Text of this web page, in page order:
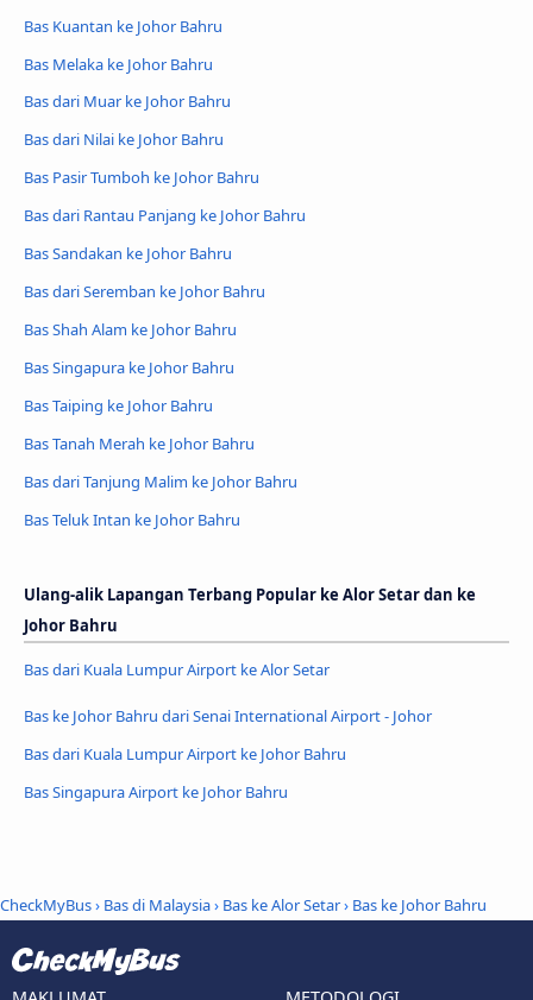
Bas Kuantan ke Johor Bahru
Bas Melaka ke Johor Bahru
Bas dari Muar ke Johor Bahru
Bas dari Nilai ke Johor Bahru
Bas Pasir Tumboh ke Johor Bahru
Bas dari Rantau Panjang ke Johor Bahru
Bas Sandakan ke Johor Bahru
Bas dari Seremban ke Johor Bahru
Bas Shah Alam ke Johor Bahru
Bas Singapura ke Johor Bahru
Bas Taiping ke Johor Bahru
Bas Tanah Merah ke Johor Bahru
Bas dari Tanjung Malim ke Johor Bahru
Bas Teluk Intan ke Johor Bahru
Ulang-alik Lapangan Terbang Popular ke Alor Setar dan ke
Johor Bahru
Bas dari Kuala Lumpur Airport ke Alor Setar
Bas ke Johor Bahru dari Senai International Airport - Johor
Bas dari Kuala Lumpur Airport ke Johor Bahru
Bas Singapura Airport ke Johor Bahru
CheckMyBus› Bas di Malaysia› Bas ke Alor Setar› Bas ke Johor Bahru